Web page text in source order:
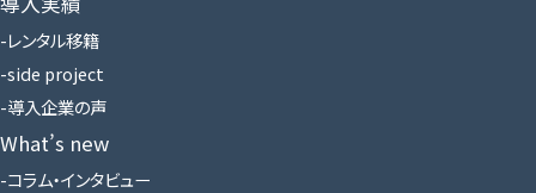
レンタル移籍
side project
導入企業の声
What’s new
コラム・インタビュー